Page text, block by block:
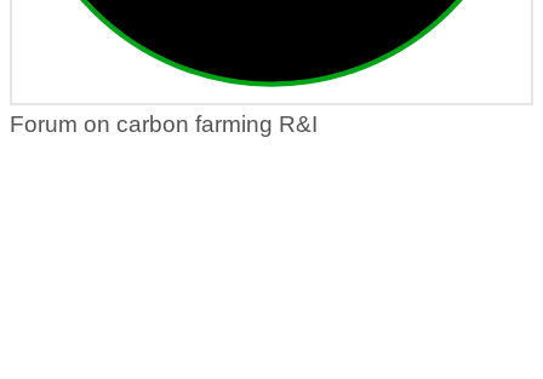
Forum on carbon farming R&I